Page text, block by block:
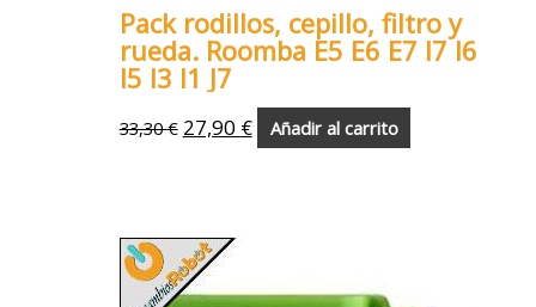
Pack rodillos, cepillo, filtro y
rueda. Roomba E5 E6 E7 I7 I6
I5 I3 I1 J7
33,30€ 27,90 € Añadir al carrito